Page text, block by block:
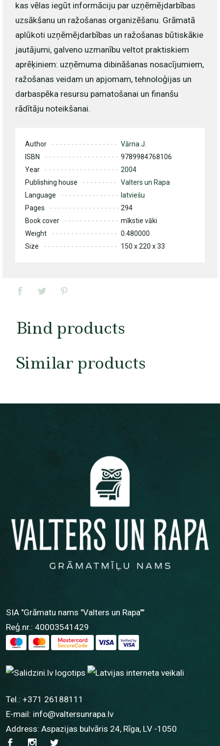
kas vēlas iegūt informāciju par uzņēmējdarbības
uzsākšanu un ražošanas organizēšanu. Grāmatā
aplūkoti uzņēmējdarbības un ražošanas būtiskākie
jautājumi, galveno uzmanību veltot praktiskiem
aprēķiniem: uzņēmuma dibināšanas nosacījumiem,
ražošanas veidam un apjomam, tehnoloģijas un
darbaspēka resursu pamatošanai un finanšu
rādītāju noteikšanai.
Author
Vārna J.
ISBN
9789984768106
Year
2004
Publishing house
Valters un Rapa
Language
latviešu
Pages
294
Book cover
mīkstie vāki
Weight
0.480000
Size
150 x 220 x 33
Bind products
Similar products
SIA "Grāmatu nams "Valters un Rapa""
Reģ.nr.: 40003541429
Tel.: +371 26188111
E-mail: info@valtersunrapa.lv
Address: Aspazijas bulvāris 24, Rīga, LV -1050